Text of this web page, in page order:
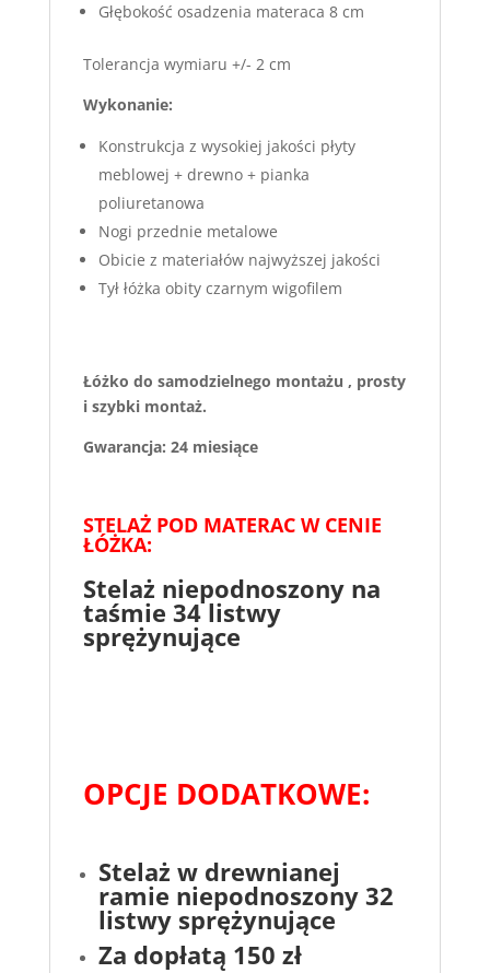
Głębokość osadzenia materaca 8 cm
Tolerancja wymiaru +/- 2 cm
Wykonanie:
Konstrukcja z wysokiej jakości płyty
meblowej + drewno + pianka
poliuretanowa
Nogi przednie metalowe
Obicie z materiałów najwyższej jakości
Tył łóżka obity czarnym wigofilem
Łóżko do samodzielnego montażu , prosty
i szybki montaż.
Gwarancja: 24 miesiące
STELAŻ POD MATERAC W CENIE
ŁÓŻKA:
Stelaż niepodnoszony na
taśmie 34 listwy
sprężynujące
OPCJE DODATKOWE:
Stelaż w drewnianej
ramie niepodnoszony 32
listwy sprężynujące
Za dopłatą 150 zł